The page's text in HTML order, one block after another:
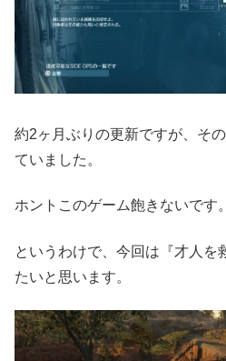
約2ヶ月ぶりの更新ですが、そ
ていました。
ホントこのゲーム飽きないです。
というわけで、今回は『才人を
たいと思います。